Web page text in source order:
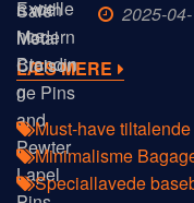
2025-
LÆS MERE
Must-have
Minimalisme
Speciallavede